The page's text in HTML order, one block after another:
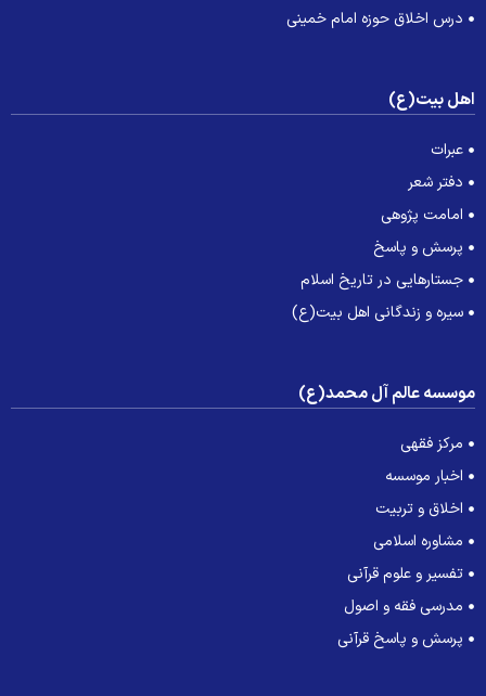
درس اخلاق حوزه امام خمینی
بیت(ع)
عبرات
دفتر شعر
امامت پژوهی
پرسش و پاسخ
جستارهایی در تاریخ اسلام
سیره و زندگانی اهل بیت(ع)
عالم آل محمد(ع)
مرکز فقهی
اخبار موسسه
اخلاق و تربیت
مشاوره اسلامی
تفسیر و علوم قرآنی
مدرسی فقه و اصول
پرسش و پاسخ قرآنی